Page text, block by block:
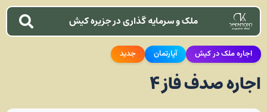
ملک و سرمایه گذاری در جزیره کیش
اجاره ملک در کیش آپارتمان جدید
اجاره صدف فاز ۴